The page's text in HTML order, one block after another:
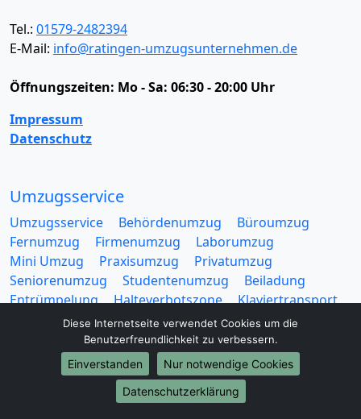
Tel.: 01579-2482394
E-Mail: info@ratingen-umzugsunternehmen.de
Öffnungszeiten: Mo - Sa: 06:30 - 20:00 Uhr
Impressum
Datenschutz
Umzugsservice
Umzugsservice Behördenumzug
Büroumzug
Fernumzug
Firmenumzug
Laborumzug
Mini Umzug
Praxisumzug
Privatumzug
Seniorenumzug
Studentenumzug
Beiladung
Entrümpelung
Halteverbotszone
Klaviertransport
Möbellift
Haushaltsauflösung
Möbeltaxi
Möbelmitfahrzentrale
Umzugskartons
Diese Internetseite verwendet Cookies um die
Benutzerfreundlichkeit zu verbessern.
Einverstanden
Nur notwendige Cookies
Datenschutzerklärung